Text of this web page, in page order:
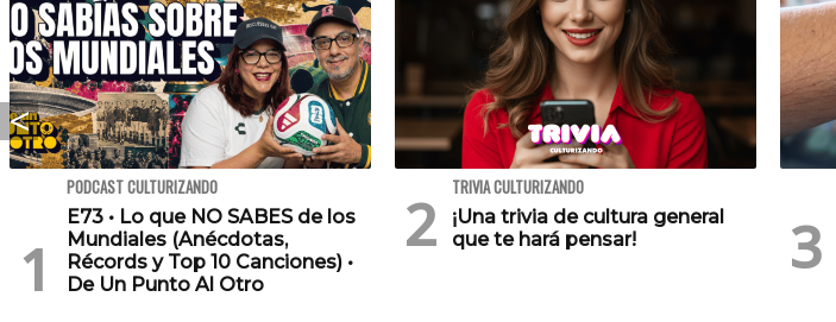
PODCAST CULTURIZANDO
E73 • Lo que NO SABES de los
Mundiales (Anécdotas,
Récords y Top 10 Canciones) •
De Un Punto Al Otro
TRIVIA CULTURIZANDO
¡Una trivia de cultura general
que te hará pensar!